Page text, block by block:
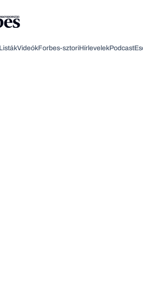
ListákVideókForbes-sztoriHírlevelekPodcast